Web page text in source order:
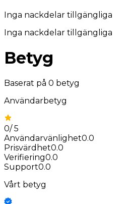
Inga nackdelar tillgängliga
Inga nackdelar tillgängliga
Betyg
Baserat på 0 betyg
Användarbetyg
0/5
Användarvänlighet0.0
Prisvärdhet0.0
Verifiering0.0
Support0.0
Vårt betyg